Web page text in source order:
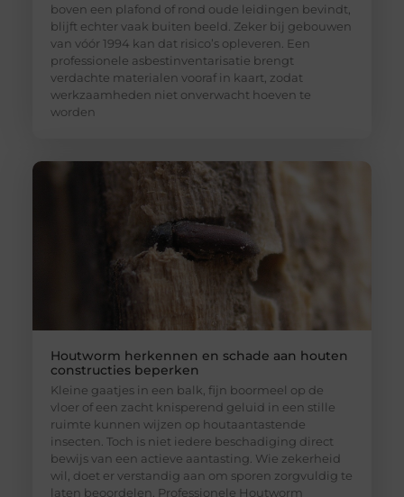
boven een plafond of rond oude leidingen bevindt,
blijft echter vaak buiten beeld. Zeker bij gebouwen
van vóór 1994 kan dat risico’s opleveren. Een
professionele asbestinventarisatie brengt
verdachte materialen vooraf in kaart, zodat
werkzaamheden niet onverwacht hoeven te
worden
Houtworm herkennen en schade aan houten
constructies beperken
Kleine gaatjes in een balk, fijn boormeel op de
vloer of een zacht knisperend geluid in een stille
ruimte kunnen wijzen op houtaantastende
insecten. Toch is niet iedere beschadiging direct
bewijs van een actieve aantasting. Wie zekerheid
wil, doet er verstandig aan om sporen zorgvuldig te
laten beoordelen. Professionele Houtworm